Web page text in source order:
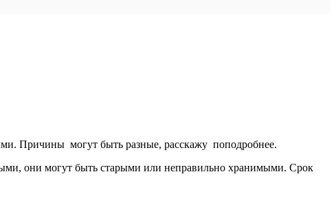
Причины могут быть разные, расскажу поподробнее.
они могут быть старыми или неправильно хранимыми. Срок